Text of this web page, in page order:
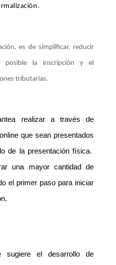
es de simplificar, reducir
la inscripción y el
tributarias.
realizar a través de
que sean presentados
de la presentación física.
una mayor cantidad de
el primer paso para iniciar
sugiere el desarrollo de